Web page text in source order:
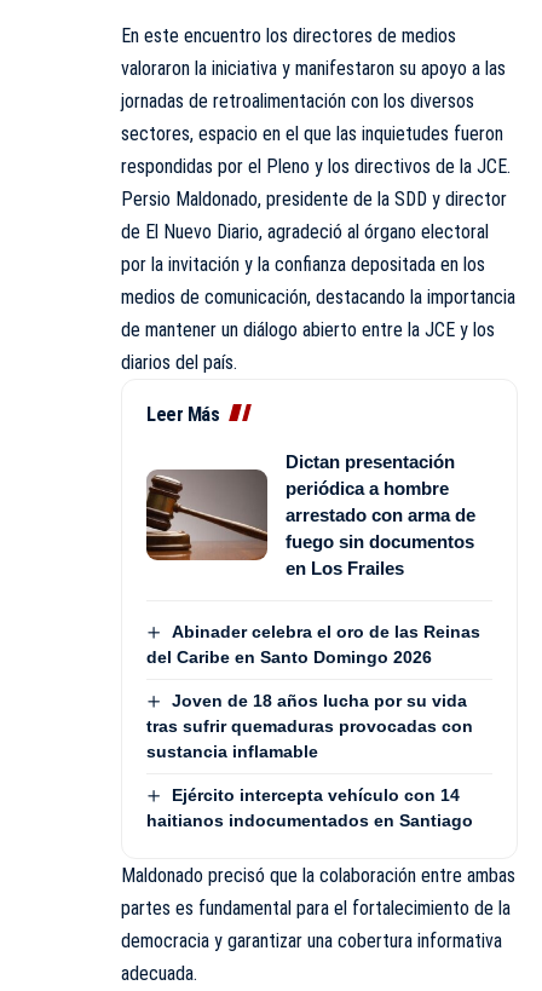
En este encuentro los directores de medios
valoraron la iniciativa y manifestaron su apoyo a las
jornadas de retroalimentación con los diversos
sectores, espacio en el que las inquietudes fueron
respondidas por el Pleno y los directivos de la JCE.
Persio Maldonado, presidente de la SDD y director
de El Nuevo Diario, agradeció al órgano electoral
por la invitación y la confianza depositada en los
medios de comunicación, destacando la importancia
de mantener un diálogo abierto entre la JCE y los
diarios del país.
Leer Más
Dictan presentación
periódica a hombre
arrestado con arma de
fuego sin documentos
en Los Frailes
Abinader celebra el oro de las Reinas
del Caribe en Santo Domingo 2026
Joven de 18 años lucha por su vida
tras sufrir quemaduras provocadas con
sustancia inflamable
Ejército intercepta vehículo con 14
haitianos indocumentados en Santiago
Maldonado precisó que la colaboración entre ambas
partes es fundamental para el fortalecimiento de la
democracia y garantizar una cobertura informativa
adecuada.